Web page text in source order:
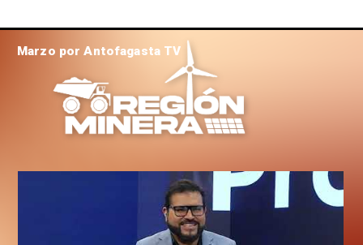
Marzo por Antofagasta TV